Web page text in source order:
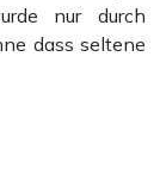
nur durch
dass seltene